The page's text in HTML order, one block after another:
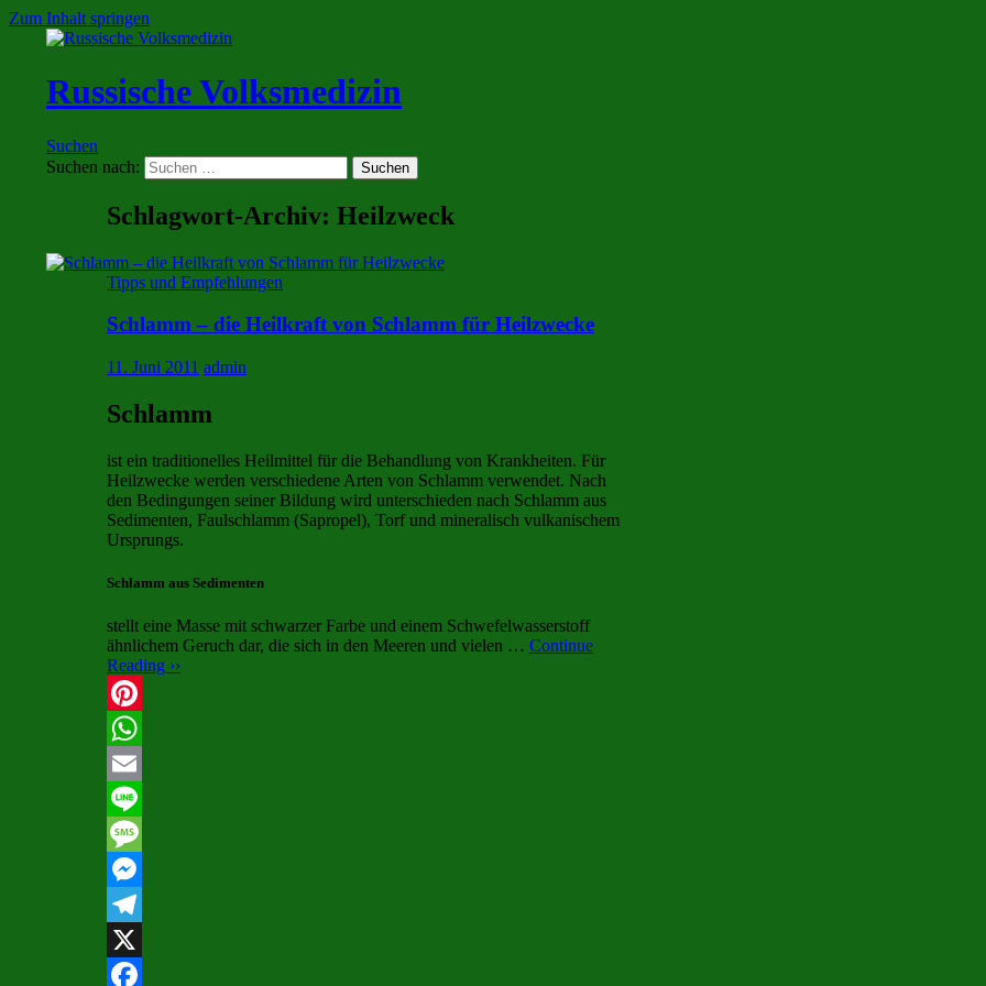
Zum Inhalt springen
Russische Volksmedizin
Suchen
Suchen nach:
Schlagwort-Archiv: Heilzweck
Tipps und Empfehlungen
Schlamm – die Heilkraft von Schlamm für Heilzwecke
11. Juni 2011 admin
Schlamm
ist ein traditionelles Heilmittel für die Behandlung von Krankheiten. Für
Heilzwecke werden verschiedene Arten von Schlamm verwendet. Nach
den Bedingungen seiner Bildung wird unterschieden nach Schlamm aus
Sedimenten, Faulschlamm (Sapropel), Torf und mineralisch vulkanischem
Ursprungs.
Schlamm aus Sedimenten
stellt eine Masse mit schwarzer Farbe und einem Schwefelwasserstoff
ähnlichem Geruch dar, die sich in den Meeren und vielen … Continue
Reading ››
Pinterest
WhatsApp
Email
Line
Message
Messenger
Telegram
X